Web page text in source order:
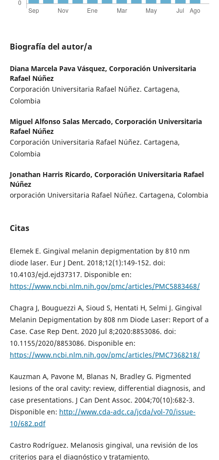
Biografía del autor/a
Diana Marcela Pava Vásquez, Corporación Universitaria
Rafael Núñez
Corporación Universitaria Rafael Núñez. Cartagena,
Colombia
Miguel Alfonso Salas Mercado, Corporación Universitaria
Rafael Núñez
Corporación Universitaria Rafael Núñez. Cartagena,
Colombia
Jonathan Harris Ricardo, Corporación Universitaria Rafael
Núñez
orporación Universitaria Rafael Núñez. Cartagena, Colombia
Citas
Elemek E. Gingival melanin depigmentation by 810 nm
diode laser. Eur J Dent. 2018;12(1):149-152. doi:
10.4103/ejd.ejd37317. Disponible en:
https://www.ncbi.nlm.nih.gov/pmc/articles/PMC5883468/
Chagra J, Bouguezzi A, Sioud S, Hentati H, Selmi J. Gingival
Melanin Depigmentation by 808 nm Diode Laser: Report of a
Case. Case Rep Dent. 2020 Jul 8;2020:8853086. doi:
10.1155/2020/8853086. Disponible en:
https://www.ncbi.nlm.nih.gov/pmc/articles/PMC7368218/
Kauzman A, Pavone M, Blanas N, Bradley G. Pigmented
lesions of the oral cavity: review, differential diagnosis, and
case presentations. J Can Dent Assoc. 2004;70(10):682-3.
Disponible en: http://www.cda-adc.ca/jcda/vol-70/issue-
10/682.pdf
Castro Rodríguez. Melanosis gingival, una revisión de los
criterios para el diagnóstico y tratamiento.